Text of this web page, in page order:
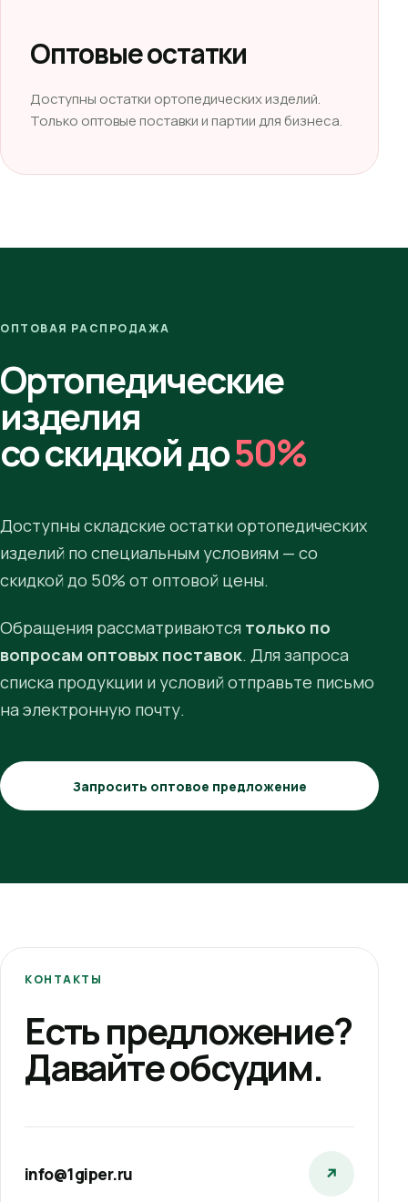
Оптовые остатки
Доступны остатки ортопедических изделий.
Только оптовые поставки и партии для бизнеса.
ОПТОВАЯ РАСПРОДАЖА
Ортопедические
изделия
со скидкой до50%
Доступны складские остатки ортопедических
изделий по специальным условиям — со
скидкой до 50% от оптовой цены.
Обращения рассматриваются только по
вопросам оптовых поставок. Для запроса
списка продукции и условий отправьте письмо
на электронную почту.
Запросить оптовое предложение
КОНТАКТЫ
Есть предложение?
Давайте обсудим.
info@1giper.ru ↗